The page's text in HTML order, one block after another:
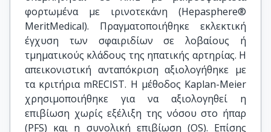
φορτωμένα με ιρινοτεκάνη (Hepasphere®
MeritMedical). Πραγματοποιήθηκε εκλεκτική
έγχυση των σφαιριδίων σε λοβαίους ή
τμηματικούς κλάδους της ηπατικής αρτηρίας. Η
απεικονιστική ανταπόκριση αξιολογήθηκε με
τα κριτήρια mRECIST. Η μέθοδος Kaplan-Meier
χρησιμοποιήθηκε για να αξιολογηθεί η
επιβίωση χωρίς εξέλιξη της νόσου στο ήπαρ
(PFS) και η συνολική επιβίωση (OS). Επίσης